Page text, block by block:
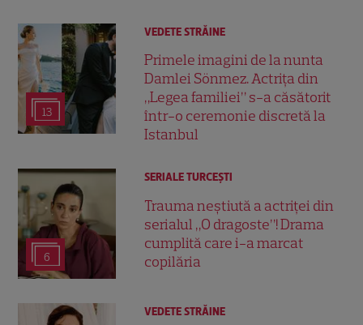
13
VEDETE STRĂINE
Primele imagini de la nunta
Damlei Sönmez. Actrița din
„Legea familiei” s-a căsătorit
într-o ceremonie discretă la
Istanbul
6
SERIALE TURCEŞTI
Trauma neștiută a actriței din
serialul „O dragoste”! Drama
cumplită care i-a marcat
copilăria
VEDETE STRĂINE